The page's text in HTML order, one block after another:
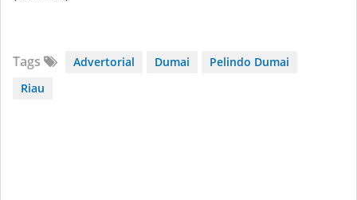
Tags Advertorial Dumai
Pelindo Dumai
Riau